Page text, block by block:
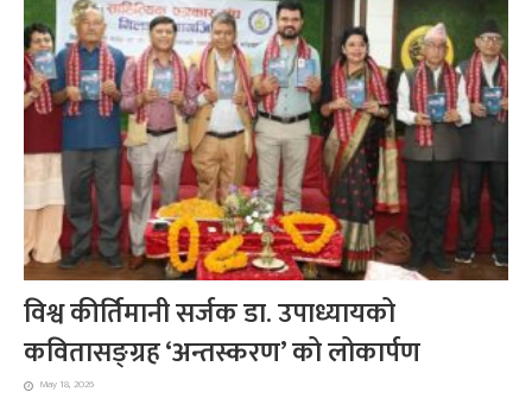
विश्व कीर्तिमानी सर्जक डा. उपाध्यायको
कवितासङ्ग्रह ‘अन्तस्करण’ को लोकार्पण
May 18, 2026